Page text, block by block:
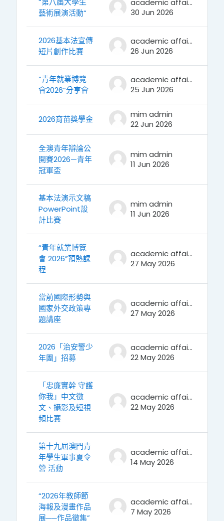
藝術展演活動“
30 Jun 2026
2026基本法宣傳
短片創作比賽
academic affairs
26 Jun 2026
“青年就業博覽
會2026”分享會
academic affairs
25 Jun 2026
2026育苗獎學金
mim admin
22 Jun 2026
全澳青年辯論公
開賽2026—青年
冠軍盃
mim admin
11 Jun 2026
基本法演示文稿
PowerPoint設
計比賽
mim admin
11 Jun 2026
“青年就業博覽
會 2026”預熱課
程
academic affairs
27 May 2026
當前國際形勢與
國家外交政策專
題講座
academic affairs
27 May 2026
2026「治安警少
年團」招募
academic affairs
22 May 2026
「忠廉實幹 守護
你我」中文徵
文、攝影及短視
頻比賽
academic affairs
22 May 2026
第十九屆澳門青
年學生軍事夏令
營 活動
academic affairs
14 May 2026
“2026年教師節
海報及漫畫作品
展──作品徵集”
academic affairs
7 May 2026